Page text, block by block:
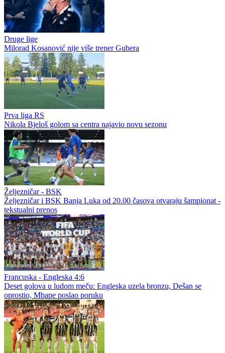
Druge lige
Milorad Kosanović nije više trener Gubera
Prva liga RS
Nikola Bjeloš golom sa centra najavio novu sezonu
Željezničar - BSK
Željezničar i BSK Banja Luka od 20.00 časova otvaraju šampionat -
tekstualni prenos
Francuska - Engleska 4:6
Deset golova u ludom meču: Engleska uzela bronzu, Dešan se
oprostio, Mbape poslao poruku